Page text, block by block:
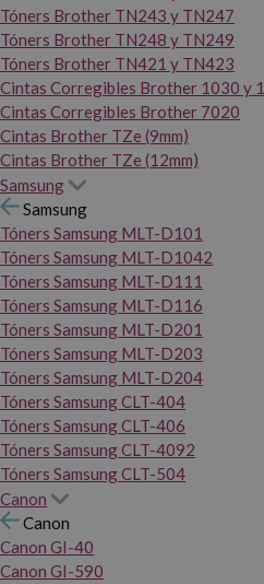
Tóners Brother TN243 y TN247
Tóners Brother TN248 y TN249
Tóners Brother TN421 y TN423
Cintas Corregibles Brother 1030 y
Cintas Corregibles Brother 7020
Cintas Brother TZe (9mm)
Cintas Brother TZe (12mm)
Samsung
Samsung
Tóners Samsung MLT-D101
Tóners Samsung MLT-D1042
Tóners Samsung MLT-D111
Tóners Samsung MLT-D116
Tóners Samsung MLT-D201
Tóners Samsung MLT-D203
Tóners Samsung MLT-D204
Tóners Samsung CLT-404
Tóners Samsung CLT-406
Tóners Samsung CLT-4092
Tóners Samsung CLT-504
Canon
Canon
Canon GI-40
Canon GI-590